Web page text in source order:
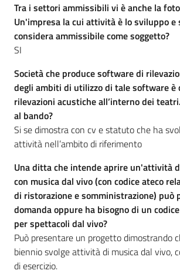
Tra i settori ammissibili vi è anche la
Un'impresa la cui attività è lo sviluppo
considera ammissibile come soggetto?
SI
Società che produce software di
degli ambiti di utilizzo di tale software è
rilevazioni acustiche all’interno dei
al bando?
Si se dimostra con cv e statuto che ha
attività nell’ambito di riferimento
Una ditta che intende aprire un'attività
con musica dal vivo (con codice ateco
di ristorazione e somministrazione) può
domanda oppure ha bisogno di un
per spettacoli dal vivo?
Può presentare un progetto dimostrando
biennio svolge attività di musica dal vivo,
di esercizio.